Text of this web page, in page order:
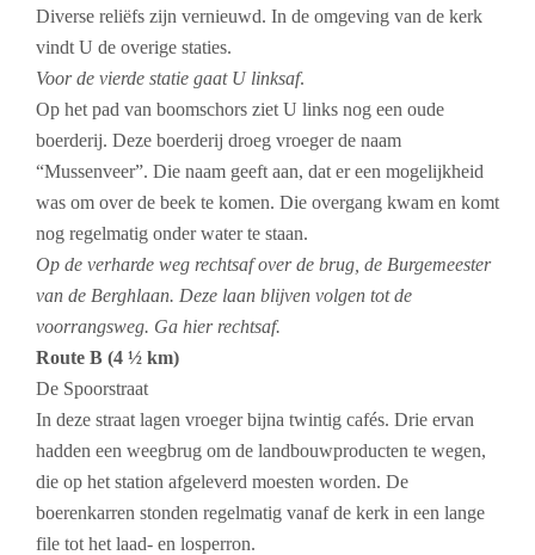
Diverse reliëfs zijn vernieuwd. In de omgeving van de kerk
vindt U de overige staties.
Voor de vierde statie gaat U linksaf.
Op het pad van boomschors ziet U links nog een oude
boerderij. Deze boerderij droeg vroeger de naam
“Mussenveer”. Die naam geeft aan, dat er een mogelijkheid
was om over de beek te komen. Die overgang kwam en komt
nog regelmatig onder water te staan.
Op de verharde weg rechtsaf over de brug, de Burgemeester
van de Berghlaan. Deze laan blijven volgen tot de
voorrangsweg. Ga hier rechtsaf.
Route B (4 ½ km)
De Spoorstraat
In deze straat lagen vroeger bijna twintig cafés. Drie ervan
hadden een weegbrug om de landbouwproducten te wegen,
die op het station afgeleverd moesten worden. De
boerenkarren stonden regelmatig vanaf de kerk in een lange
file tot het laad- en losperron.